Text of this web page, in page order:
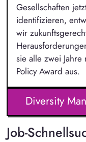
Gesellschaften
identifizieren,
wir
sie alle zwei
Policy Award aus.
Diversity
Job-